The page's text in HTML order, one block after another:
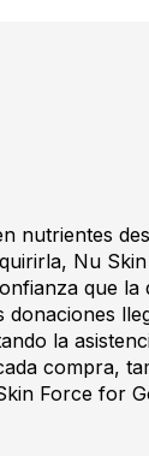
nutrientes
Nu
que la
la
compra,
Force for